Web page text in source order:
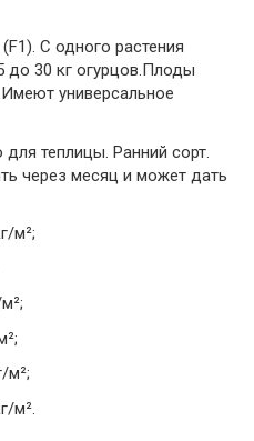
С одного растения
до 30 кг огурцов.Плоды
универсальное
теплицы. Ранний сорт.
через месяц и может дать
м²;
м²;
м².